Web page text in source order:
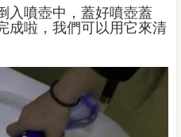
入噴壺中，蓋好噴壺蓋
成啦，我們可以用它來清